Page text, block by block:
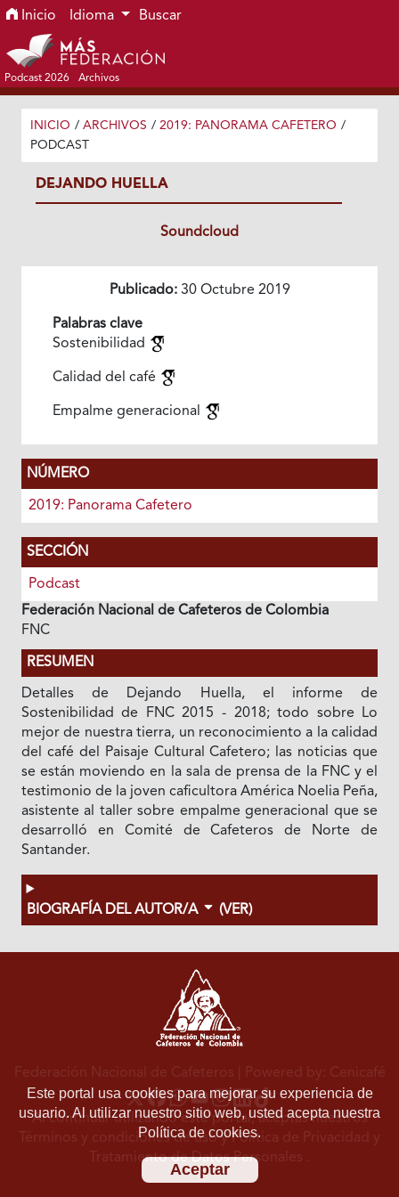
Ir al menú de navegación principal
Ir al contenido principal
Ir al pie de página del sitio
Inicio Idioma Buscar
Podcast 2026 Archivos
INICIO / ARCHIVOS / 2019: PANORAMA CAFETERO /
PODCAST
DEJANDO HUELLA
Soundcloud
Publicado:30 Octubre 2019
Palabras clave
Sostenibilidad
Calidad del café
Empalme generacional
NÚMERO
2019: Panorama Cafetero
SECCIÓN
Podcast
Federación Nacional de Cafeteros de Colombia
FNC
RESUMEN
Detalles de Dejando Huella, el informe de
Sostenibilidad de FNC 2015 - 2018; todo sobre Lo
mejor de nuestra tierra, un reconocimiento a la calidad
del café del Paisaje Cultural Cafetero; las noticias que
se están moviendo en la sala de prensa de la FNC y el
testimonio de la joven caficultora América Noelia Peña,
asistente al taller sobre empalme generacional que se
desarrolló en Comité de Cafeteros de Norte de
Santander.
BIOGRAFÍA DEL AUTOR/A (VER)
Este portal usa cookies para mejorar su experiencia de
usuario. Al utilizar nuestro sitio web, usted acepta nuestra
Política de cookies.
Aceptar
Federación Nacional de Cafeteros | Powered by: Cenicafé
Al continuar utilizando este portal, aceptas nuestros
Términos y condiciones de usoyPolítica de Privacidad y
Tratamiento de Datos Personales